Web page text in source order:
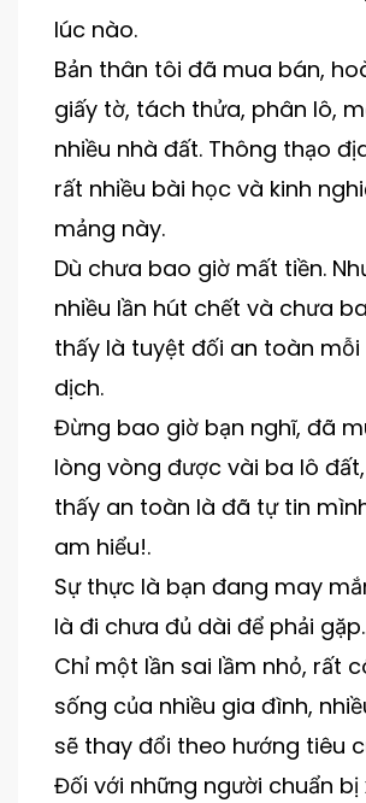
lúc nào.
Bản thân tôi đã mua bán,
giấy tờ, tách thửa, phân lô,
nhiều nhà đất. Thông thạo
rất nhiều bài học và kinh
mảng này.
Dù chưa bao giờ mất tiền.
nhiều lần hút chết và chưa
thấy là tuyệt đối an toàn mỗi
dịch.
Đừng bao giờ bạn nghĩ, đã
lòng vòng được vài ba lô
thấy an toàn là đã tự tin
am hiểu!.
Sự thực là bạn đang may
là đi chưa đủ dài để phải
Chỉ một lần sai lầm nhỏ, rất
sống của nhiều gia đình,
sẽ thay đổi theo hướng tiêu
Đối với những người chuẩn bị